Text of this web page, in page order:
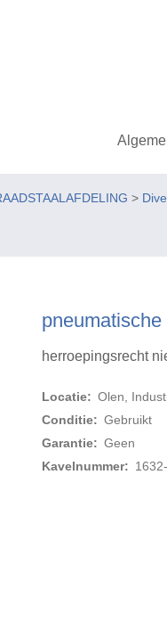
>
herroepingsrecht
Locatie: Olen,
Conditie: Gebruikt
Garantie: Geen
Kavelnummer: